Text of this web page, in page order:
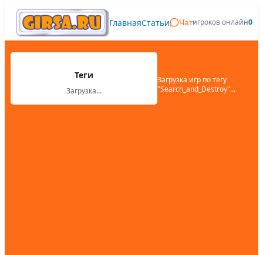
ГлавнаяСтатьи Чатигроков онлайн0
Теги
Загрузка...
Загрузка игр по тегу
"Search_and_Destroy"...